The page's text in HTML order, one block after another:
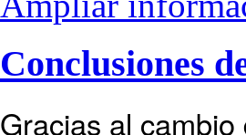
Conclusiones
Gracias al